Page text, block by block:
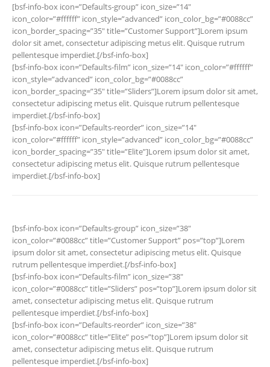
[bsf-info-box icon=”Defaults-group” icon_size=”14″
icon_color=”#ffffff” icon_style=”advanced” icon_color_bg=”#0088cc”
icon_border_spacing=”35″ title=”Customer Support”]Lorem ipsum
dolor sit amet, consectetur adipiscing metus elit. Quisque rutrum
pellentesque imperdiet.[/bsf-info-box]
[bsf-info-box icon=”Defaults-film” icon_size=”14″ icon_color=”#ffffff”
icon_style=”advanced” icon_color_bg=”#0088cc”
icon_border_spacing=”35″ title=”Sliders”]Lorem ipsum dolor sit amet,
consectetur adipiscing metus elit. Quisque rutrum pellentesque
imperdiet.[/bsf-info-box]
[bsf-info-box icon=”Defaults-reorder” icon_size=”14″
icon_color=”#ffffff” icon_style=”advanced” icon_color_bg=”#0088cc”
icon_border_spacing=”35″ title=”Elite”]Lorem ipsum dolor sit amet,
consectetur adipiscing metus elit. Quisque rutrum pellentesque
imperdiet.[/bsf-info-box]
[bsf-info-box icon=”Defaults-group” icon_size=”38″
icon_color=”#0088cc” title=”Customer Support” pos=”top”]Lorem
ipsum dolor sit amet, consectetur adipiscing metus elit. Quisque
rutrum pellentesque imperdiet.[/bsf-info-box]
[bsf-info-box icon=”Defaults-film” icon_size=”38″
icon_color=”#0088cc” title=”Sliders” pos=”top”]Lorem ipsum dolor sit
amet, consectetur adipiscing metus elit. Quisque rutrum
pellentesque imperdiet.[/bsf-info-box]
[bsf-info-box icon=”Defaults-reorder” icon_size=”38″
icon_color=”#0088cc” title=”Elite” pos=”top”]Lorem ipsum dolor sit
amet, consectetur adipiscing metus elit. Quisque rutrum
pellentesque imperdiet.[/bsf-info-box]